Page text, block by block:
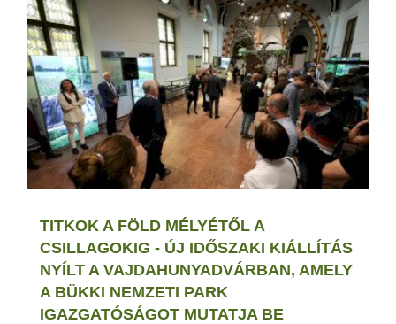
TITKOK A FÖLD MÉLYÉTŐL A
CSILLAGOKIG - ÚJ IDŐSZAKI KIÁLLÍTÁS
NYÍLT A VAJDAHUNYADVÁRBAN, AMELY
A BÜKKI NEMZETI PARK
IGAZGATÓSÁGOT MUTATJA BE